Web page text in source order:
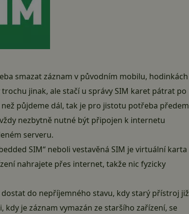
smazat záznam v původním mobilu, hodinkách
jinak, ale stačí u správy SIM karet pátrat po
než půjdeme dál, tak je pro jistotu potřeba předem
nezbytně nutné být připojen k internetu
serveru.
SIM“ neboli vestavěná SIM je virtuální karta
nahrajete přes internet, takže nic fyzicky
do nepříjemného stavu, kdy starý přístroj již
je záznam vymazán ze staršího zařízení, se